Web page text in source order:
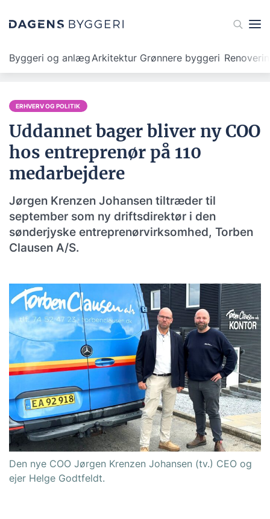
Byggeri og anlægArkitektur Grønnere byggeri
ERHVERV OG POLITIK
Uddannet bager bliver ny COO
hos entreprenør på 110
medarbejdere
Jørgen Krenzen Johansen tiltræder til
september som ny driftsdirektør i den
sønderjyske entreprenørvirksomhed, Torben
Clausen A/S.
Den nye COO Jørgen Krenzen Johansen (tv.) CEO og
ejer Helge Godtfeldt.